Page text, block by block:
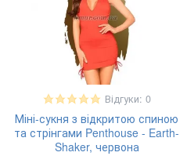
Відгуки: 0
Міні-сукня з відкритою спиною
та стрінгами Penthouse - Earth-
Shaker, червона